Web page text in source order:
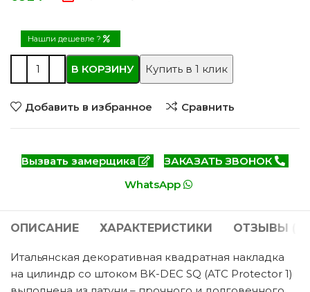
Нашли дешевле ?
В КОРЗИНУ Купить в 1 клик
Добавить в избранное Сравнить
Вызвать замерщика
ЗАКАЗАТЬ ЗВОНОК
WhatsApp
ОПИСАНИЕ ХАРАКТЕРИСТИКИ ОТЗЫВЫ (0)
Итальянская декоративная квадратная накладка
на цилиндр со штоком BK-DEC SQ (ATC Protector 1)